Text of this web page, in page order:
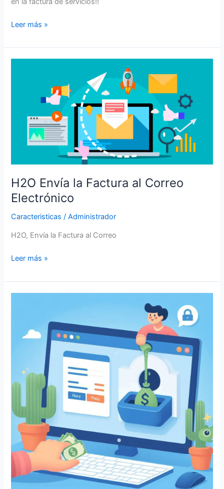
Leer más »
H2O Envía la Factura al Correo
Electrónico
Caracteristicas /Administrador
H2O, Envía la Factura al Correo
Correo
Electrónico
Leer más »